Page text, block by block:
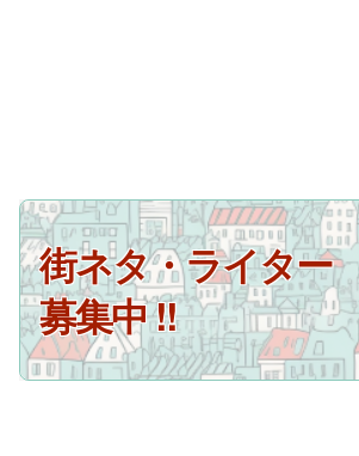
街ネタ・ライター
募集中 !!